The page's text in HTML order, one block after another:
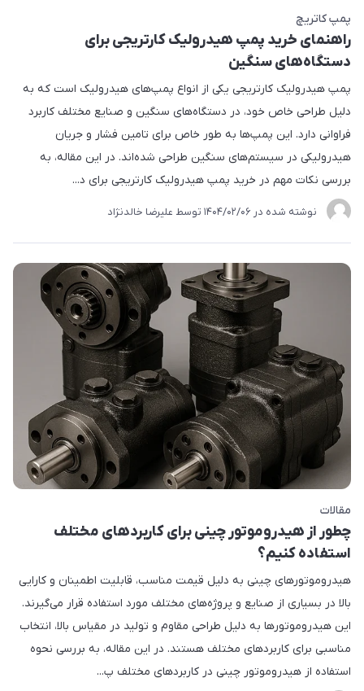
پمپ کاتریچ
راهنمای خرید پمپ هیدرولیک کارتریجی برای
دستگاه‌های سنگین
پمپ هیدرولیک کارتریجی یکی از انواع پمپ‌های هیدرولیک است که به
دلیل طراحی خاص خود، در دستگاه‌های سنگین و صنایع مختلف کاربرد
فراوانی دارد. این پمپ‌ها به طور خاص برای تامین فشار و جریان
هیدرولیکی در سیستم‌های سنگین طراحی شده‌اند. در این مقاله، به
بررسی نکات مهم در خرید پمپ هیدرولیک کارتریجی برای د...
نوشته شده در 1404/02/06 توسط علیرضا خالدنژاد
مقالات
چطور از هیدروموتور چینی برای کاربردهای مختلف
استفاده کنیم؟
هیدروموتورهای چینی به دلیل قیمت مناسب، قابلیت اطمینان و کارایی
بالا در بسیاری از صنایع و پروژه‌های مختلف مورد استفاده قرار می‌گیرند.
این هیدروموتورها به دلیل طراحی مقاوم و تولید در مقیاس بالا، انتخاب
مناسبی برای کاربردهای مختلف هستند. در این مقاله، به بررسی نحوه
استفاده از هیدروموتور چینی در کاربردهای مختلف پ...